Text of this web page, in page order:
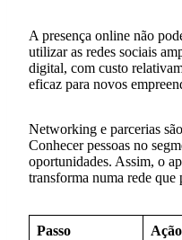
A presença online não
utilizar as redes sociais
digital, com custo
eficaz para novos
Networking e parcerias
Conhecer pessoas no
oportunidades. Assim, o
transforma numa rede
Passo Ação